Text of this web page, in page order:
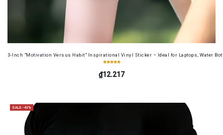
3-Inch "Motivation Versus Habit" Inspirational Vinyl Sticker – Ideal for Laptops, Water
₫12.217
SALE -43%